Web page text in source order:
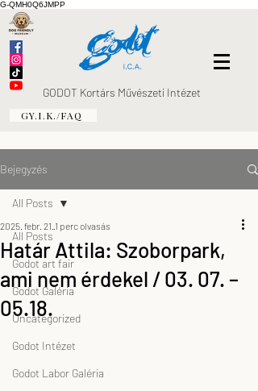
G-QMH0Q6JMPP
GODOT Kortárs Művészeti Intézet
GY.I.K./FAQ
Bejegyzés
All Posts
Godot art fair
Godot Galéria
Uncategorized
Godot Intézet
Godot Labor Galéria
All Posts
Határ Attila: Szoborpark,
ami nem érdekel / 03. 07. –
05.18.
2025. febr. 21. 1 perc olvasás